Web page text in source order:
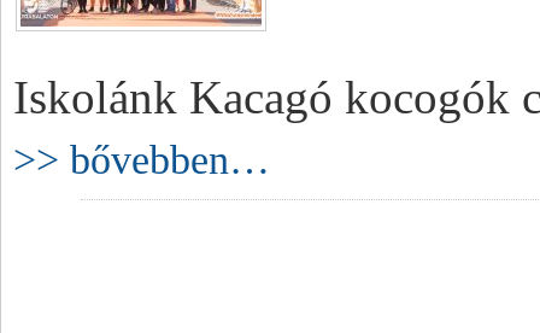
Iskolánk Kacagó kocogók
>> bővebben…